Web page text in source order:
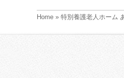
Home » 特別養護老人ホーム